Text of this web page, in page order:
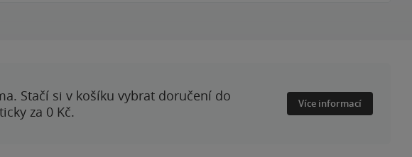
Stačí si v košíku vybrat doručení do
za 0 Kč.
Více informací